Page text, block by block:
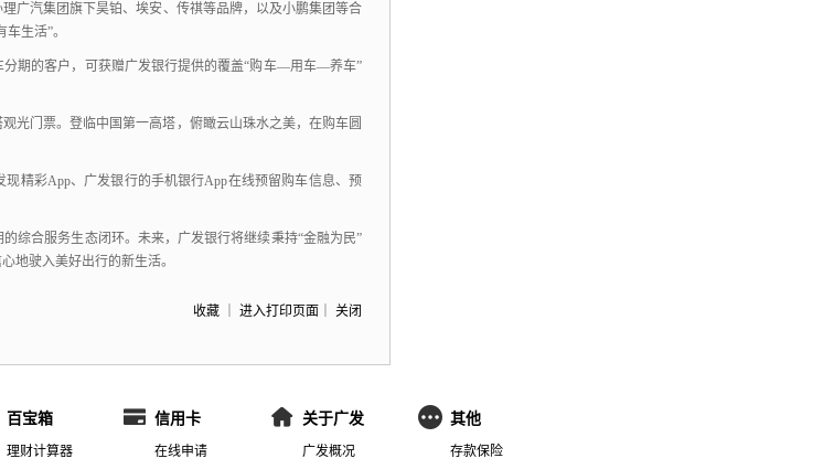
广汽集团旗下昊铂、埃安、 传祺等品牌， 以及小鹏集团等合
生活”。
期的客户，可获赠广发银行提供的覆盖“购车—用车—养车”
光门票。登临中国第一高塔，俯瞰云山珠水之美，在购车圆
精彩App、 广发银行的手机银行App在线预留购车信息、预
综合服务生态闭环。 未来， 广发银行将继续秉持“金融为民”
地驶入美好出行的新生活。
收藏 进入打印页面 关闭
百宝箱
理财计算器
信用卡
在线申请
关于广发
广发概况
其他
存款保险